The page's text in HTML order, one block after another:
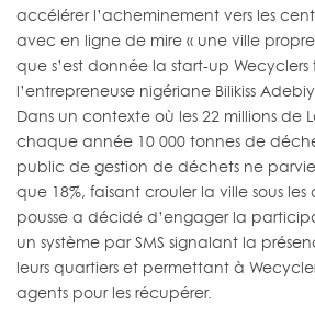
accélérer l’acheminement vers les
avec en ligne de mire « une ville propre
que s’est donnée la start-up
l’entrepreneuse nigériane Bilikiss
Dans un contexte où les 22 millions de
chaque année 10 000 tonnes de
public de gestion de déchets ne
que 18%, faisant crouler la ville sous
pousse a décidé d’engager la
un système par SMS signalant la
leurs quartiers et permettant à
agents pour les récupérer.